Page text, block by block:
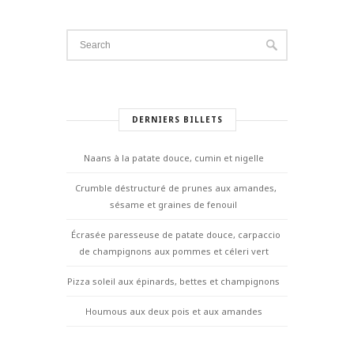
DERNIERS BILLETS
Naans à la patate douce, cumin et nigelle
Crumble déstructuré de prunes aux amandes,
sésame et graines de fenouil
Écrasée paresseuse de patate douce, carpaccio
de champignons aux pommes et céleri vert
Pizza soleil aux épinards, bettes et champignons
Houmous aux deux pois et aux amandes